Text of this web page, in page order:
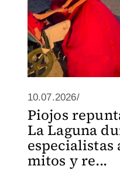
10.07.2026/
Piojos
La Laguna
mitos y re...